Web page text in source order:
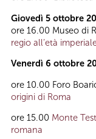
Giovedì 5 ottobre
ore 16.00 Museo di
regio all’età
Venerdì 6 ottobre
ore 10.00 Foro
origini di Roma
ore 15.00 Monte
romana